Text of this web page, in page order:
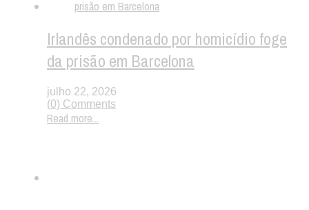
Irlandês condenado por homicídio foge
da prisão em Barcelona
julho 22, 2026
(0) Comments
Read more...